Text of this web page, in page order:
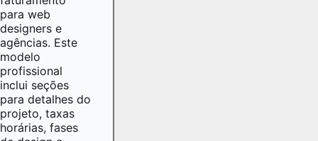
para web
designers e
agências. Este
modelo
profissional
inclui seções
para detalhes do
projeto, taxas
horárias, fases